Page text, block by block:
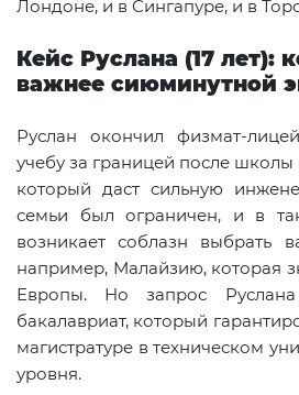
Лондоне, и в Сингапуре, и в
Кейс Руслана (17 лет):
важнее сиюминутной
Руслан окончил физмат-
учебу за границей после школы
который даст сильную
семьи был ограничен, и в
возникает соблазн выбрать
например, Малайзию, которая
Европы. Но запрос
бакалавриат, который
магистратуре в техническом
уровня.